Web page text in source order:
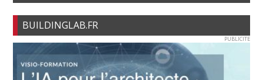
BUILDINGLAB.FR
PUBLICITE